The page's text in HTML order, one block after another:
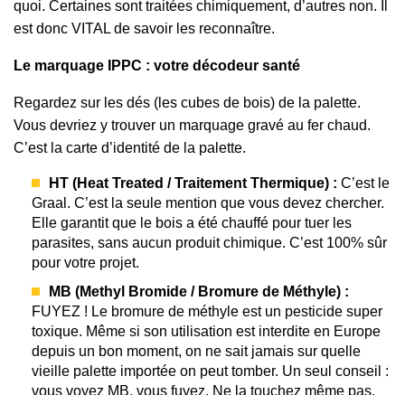
quoi. Certaines sont traitées chimiquement, d’autres non. Il
est donc VITAL de savoir les reconnaître.
Le marquage IPPC : votre décodeur santé
Regardez sur les dés (les cubes de bois) de la palette.
Vous devriez y trouver un marquage gravé au fer chaud.
C’est la carte d’identité de la palette.
HT (Heat Treated / Traitement Thermique) : C’est le
Graal. C’est la seule mention que vous devez chercher.
Elle garantit que le bois a été chauffé pour tuer les
parasites, sans aucun produit chimique. C’est 100% sûr
pour votre projet.
MB (Methyl Bromide / Bromure de Méthyle) :
FUYEZ ! Le bromure de méthyle est un pesticide super
toxique. Même si son utilisation est interdite en Europe
depuis un bon moment, on ne sait jamais sur quelle
vieille palette importée on peut tomber. Un seul conseil :
vous voyez MB, vous fuyez. Ne la touchez même pas.